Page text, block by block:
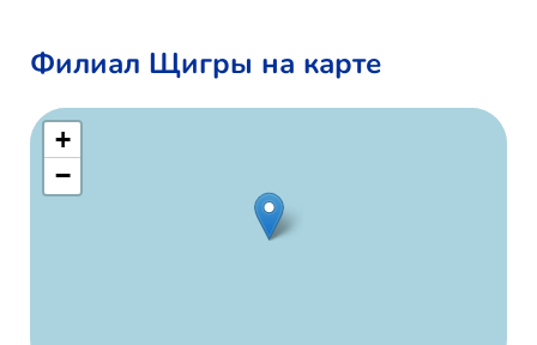
Филиал Щигры на карте
+
−